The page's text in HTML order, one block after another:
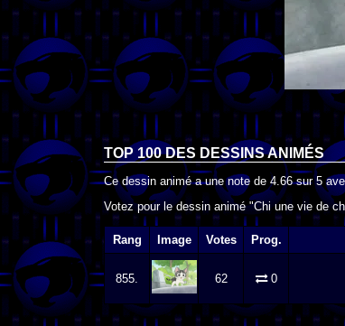
TOP 100 DES DESSINS ANIMÉS
Ce dessin animé a une note de 4.66sur5
Votez pour le dessin animé "Chi une vie de
Rang Image Votes Prog.
855. 62 0